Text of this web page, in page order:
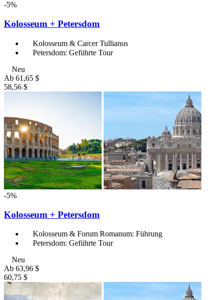
-5%
Kolosseum + Petersdom
Kolosseum & Carcer Tullianus
Petersdom: Geführte Tour
Neu
Ab 61,65 $
58,56 $
-5%
Kolosseum + Petersdom
Kolosseum & Forum Romanum: Führung
Petersdom: Geführte Tour
Neu
Ab 63,96 $
60,75 $